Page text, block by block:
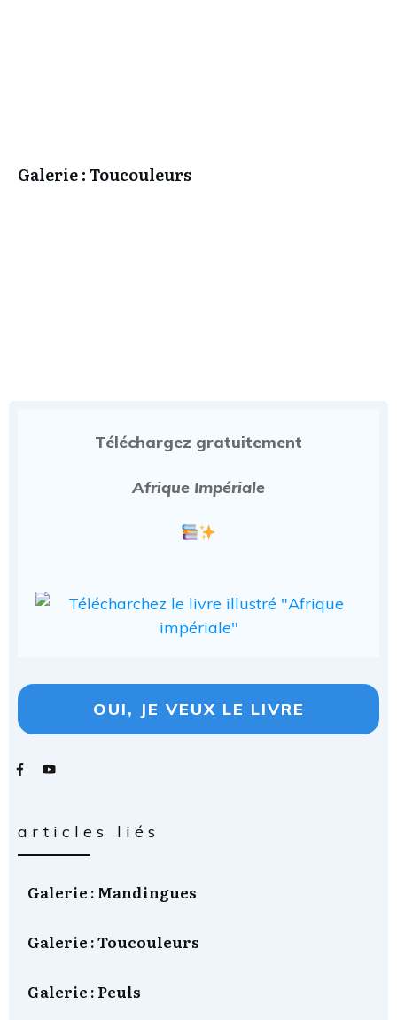
Galerie : Toucouleurs
Téléchargez gratuitement
Afrique Impériale
OUI, JE VEUX LE LIVRE
articles liés
Galerie : Mandingues
Galerie : Toucouleurs
Galerie : Peuls